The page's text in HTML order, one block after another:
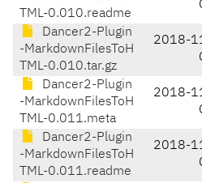
TML-0.010.readme
Dancer2-Plugin
-MarkdownFilesToH
TML-0.010.tar.gz
2018-
Dancer2-Plugin
-MarkdownFilesToH
TML-0.011.meta
2018-
Dancer2-Plugin
-MarkdownFilesToH
TML-0.011.readme
2018-